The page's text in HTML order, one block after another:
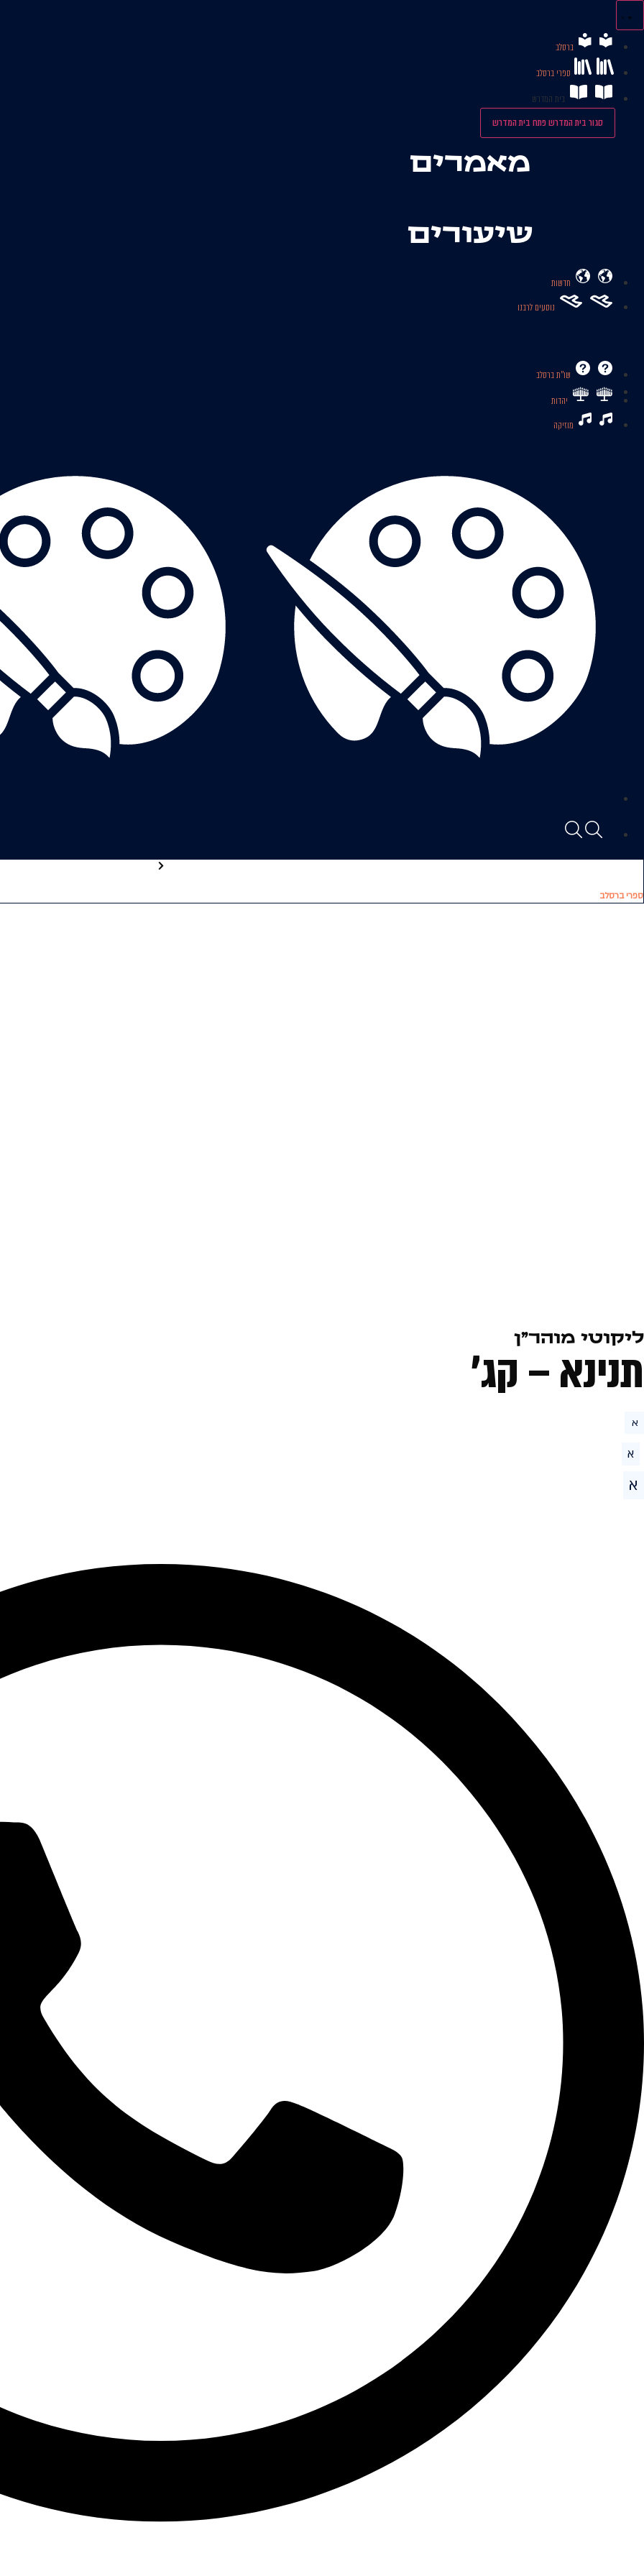
לתוכן
ברסלב
ספרי ברסלב
בית המדרש
סגור בית המדרשפתח בית המדרש
מאמרים
שיעורים
חדשות
נוסעים לרבנו
שו’’ת ברסלב
יהדות
מוזיקה
ספרי ברסלב
ליקוטי מוהר״ן
תנינא – קג׳
א
א
א